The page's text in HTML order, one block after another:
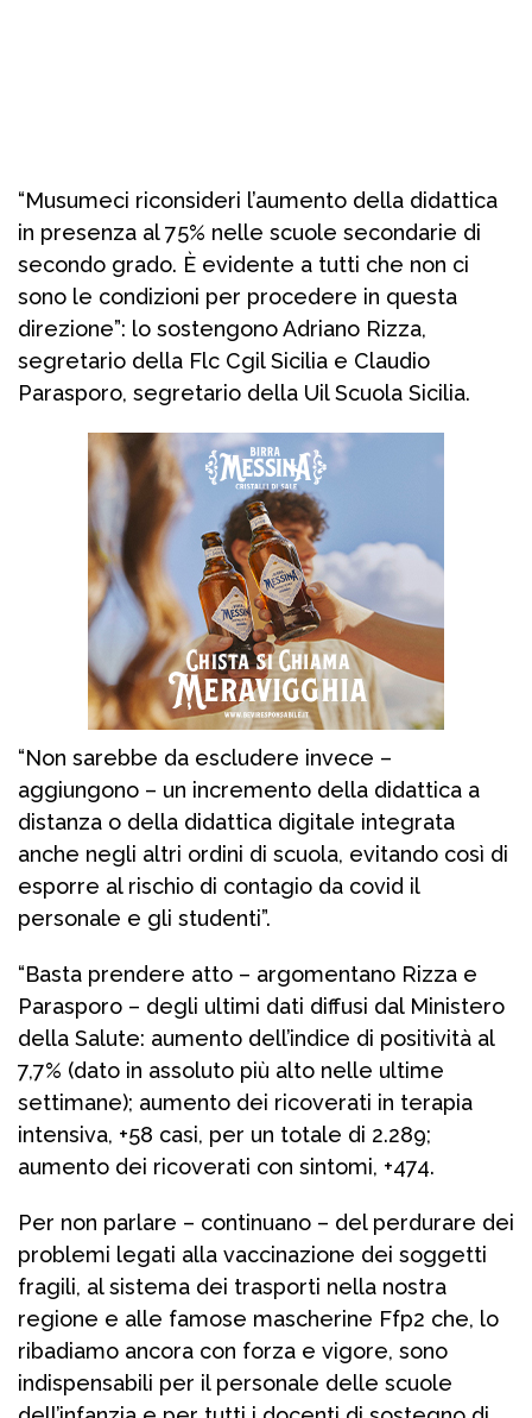
“Musumeci riconsideri l’aumento della didattica
in presenza al 75% nelle scuole secondarie di
secondo grado. È evidente a tutti che non ci
sono le condizioni per procedere in questa
direzione”: lo sostengono Adriano Rizza,
segretario della Flc Cgil Sicilia e Claudio
Parasporo, segretario della Uil Scuola Sicilia.
“Non sarebbe da escludere invece –
aggiungono – un incremento della didattica a
distanza o della didattica digitale integrata
anche negli altri ordini di scuola, evitando così di
esporre al rischio di contagio da covid il
personale e gli studenti”.
“Basta prendere atto – argomentano Rizza e
Parasporo – degli ultimi dati diffusi dal Ministero
della Salute: aumento dell’indice di positività al
7,7% (dato in assoluto più alto nelle ultime
settimane); aumento dei ricoverati in terapia
intensiva, +58 casi, per un totale di 2.289;
aumento dei ricoverati con sintomi, +474.
Per non parlare – continuano – del perdurare dei
problemi legati alla vaccinazione dei soggetti
fragili, al sistema dei trasporti nella nostra
regione e alle famose mascherine Ffp2 che, lo
ribadiamo ancora con forza e vigore, sono
indispensabili per il personale delle scuole